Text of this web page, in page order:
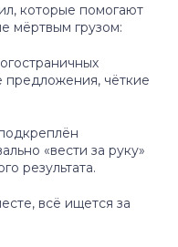
которые помогают
мёртвым грузом:
предложения, чёткие
«вести за руку»
результата.
всё ищется за